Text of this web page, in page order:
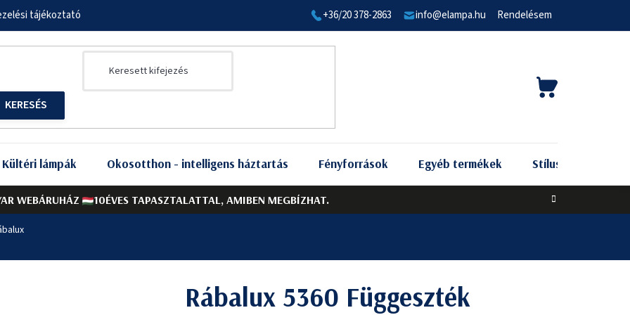
WEBÁRUHÁZ 10ÉVES TAPASZTALATTAL, AMIBEN MEGBÍZHAT.
tájékoztató +36/20 378-2863 info@elampa.hu Rendelésem
KOSÁR
Kültéri lámpák Okosotthon - intelligens háztartás Fényforrások Egyéb termékek Stílus szerint
Rábalux 5360 Függeszték